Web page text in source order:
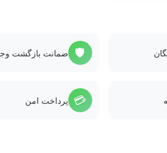
🛡️ ضمانت بازگشت
💳 پرداخت امن